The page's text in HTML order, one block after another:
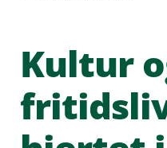
Kultur